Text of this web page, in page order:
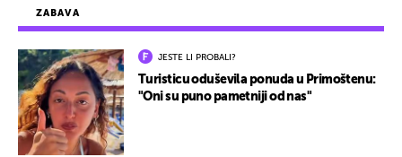
ZABAVA
JESTE LI PROBALI?
Turisticu oduševila ponuda u Primoštenu:
"Oni su puno pametniji od nas"